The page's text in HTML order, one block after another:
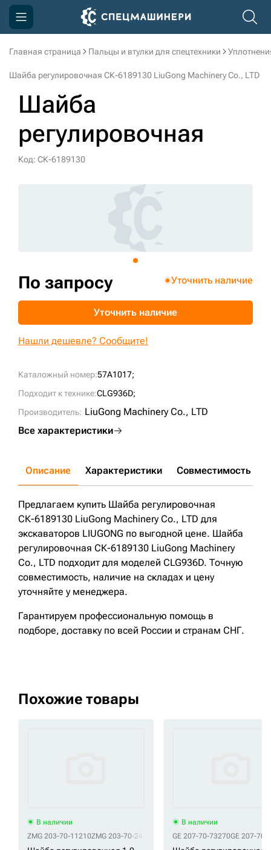
Главная страница Пальцы и втулки для спецтехники
Шайба регулировочная СК-6189130 LiuGong Machinery Cо., LTD
Шайба
регулировочная
Код: СК-6189130
Каталожный номер:57A1017;
Подходит к технике:CLG936D;
Производитель: LiuGong Machinery Cо., LTD
Все характеристики
По запросу Уточнить наличие
Уточнить наличие
Нашли дешевле? Сообщите!
Описание Характеристики Совместимость
Предлагаем купить Шайба регулировочная
СК-6189130 LiuGong Machinery Cо., LTD для
экскаваторов LIUGONG по выгодной цене. Шайба
регулировочная СК-6189130 LiuGong Machinery
Cо., LTD подходит для моделей CLG936D. Точную
совместимость, наличие на складах и цену
уточняйте у менеджера.
Гарантируем профессиональную помощь в
подборе, доставку по всей России и странам СНГ.
Похожие товары
В наличии
ZMG 203-70-11210ZMG 203-70-24170 ZMG 20Y-70-11320ZMG 20Y-70-
В наличии
GE 207-70-73270GE 207-70-
Компания
Доставка и оплата
Информация
Контакты
+7 (499) 394-50-93